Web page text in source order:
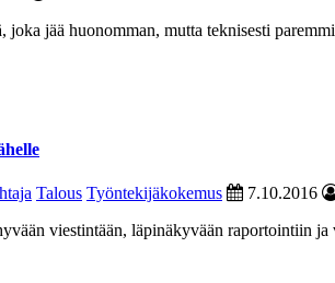
joka jää huonomman, mutta teknisesti
Talous Työntekijäkokemus 7.10.2016
viestintään, läpinäkyvään raportointiin